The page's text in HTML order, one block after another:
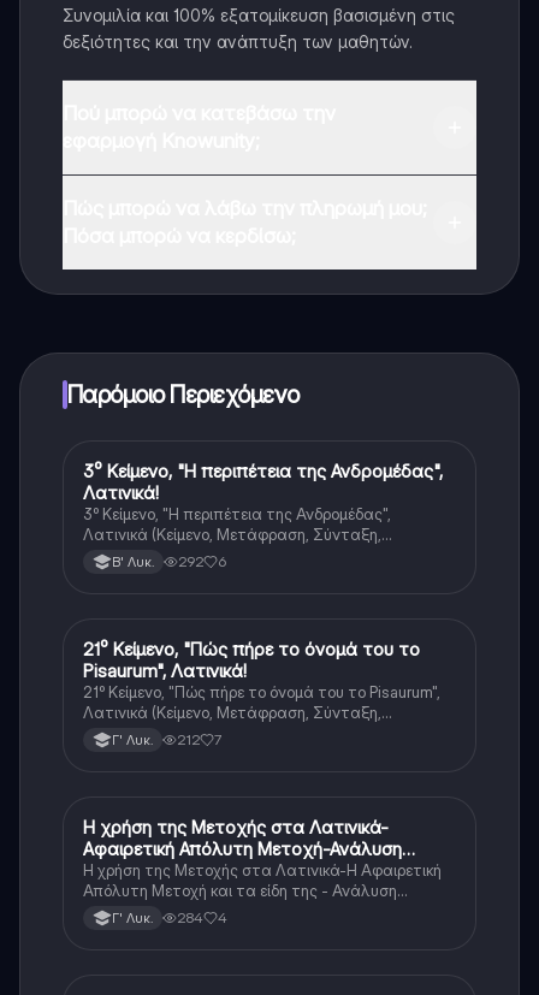
Συνομιλία και 100% εξατομίκευση βασισμένη στις
δεξιότητες και την ανάπτυξη των μαθητών.
Παρόμοιο Περιεχόμενο
Λατινικά
3⁰ Κείμενο, "Η περιπέτεια της Ανδρομέδας",
Λατινικά!
3⁰ Κείμενο, "Η περιπέτεια της Ανδρομέδας",
Λατινικά (Κείμενο, Μετάφραση, Σύνταξη,
Λεξιλόγιο)🤓
Β' Λυκ. 292 6
Λατινικά
21⁰ Κείμενο, "Πώς πήρε το όνομά του το
Pisaurum", Λατινικά!
21⁰ Κείμενο, "Πώς πήρε το όνομά του το Pisaurum",
Λατινικά (Κείμενο, Μετάφραση, Σύνταξη,
Λεξιλόγιο, Ετυμολογικά, Κλιτικοί Πίνακες)🤓
Γ' Λυκ. 212 7
Λατινικά
Η χρήση της Μετοχής στα Λατινικά-
Αφαιρετική Απόλυτη Μετοχή-Ανάλυση
Μετοχής σε Δευτερεύουσα Πρόταση!
Η χρήση της Μετοχής στα Λατινικά-Η Αφαιρετική
Απόλυτη Μετοχή και τα είδη της - Ανάλυση
Μετοχής σε Δευτερεύουσα Πρόταση στα Λατινικά!
Γ' Λυκ. 284 4